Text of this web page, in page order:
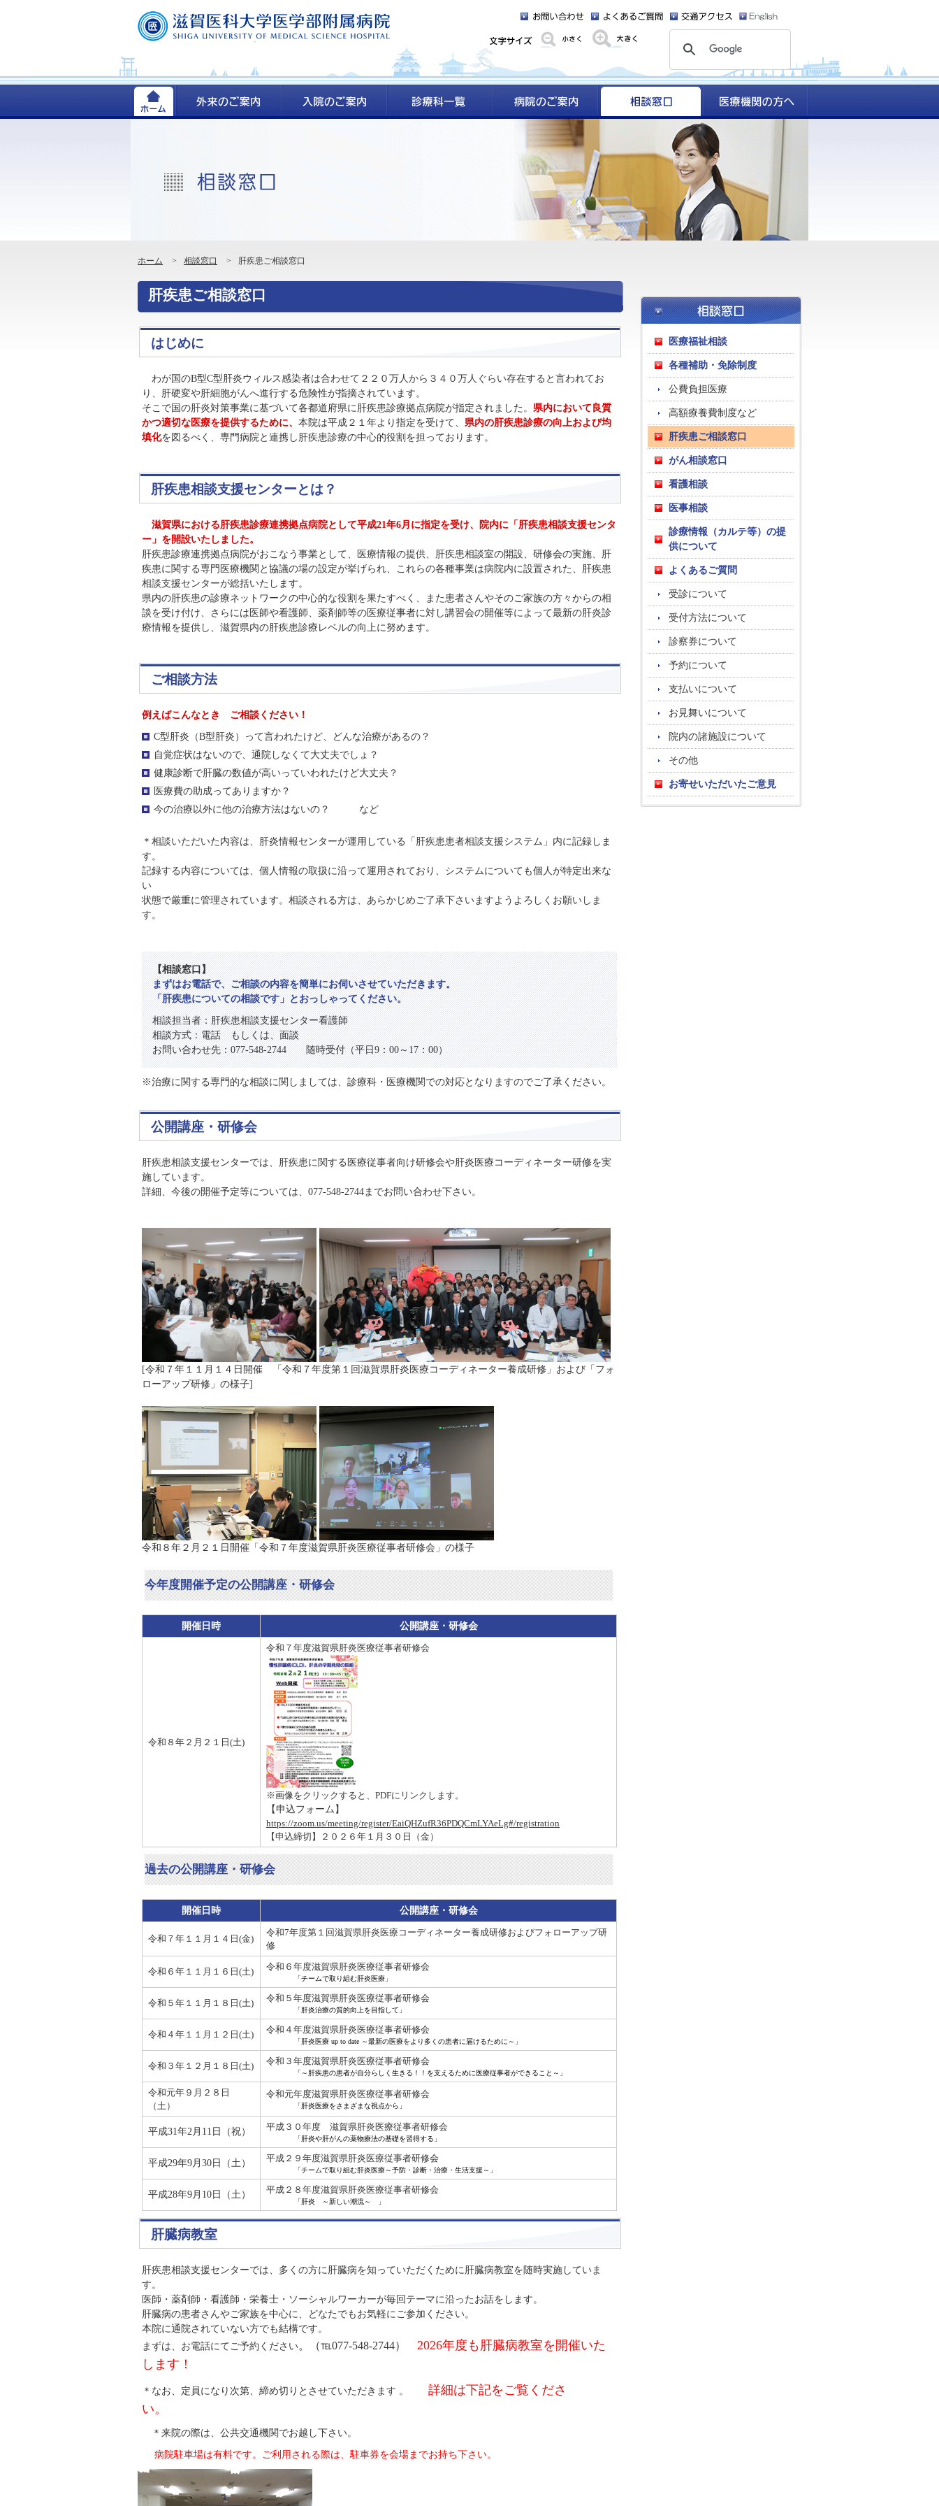
ホーム > 相談窓口 > 肝疾患ご相談窓口
肝疾患ご相談窓口
はじめに
わが国のB型C型肝炎ウィルス感染者は合わせて２２０万人から３４０万人ぐらい存在すると言われてお
り、肝硬変や肝細胞がんへ進行する危険性が指摘されています。
そこで国の肝炎対策事業に基づいて各都道府県に肝疾患診療拠点病院が指定されました。 県内において良質
かつ適切な医療を提供するために、 本院は平成２１年より指定を受けて、 県内の肝疾患診療の向上および均
填化を図るべく、専門病院と連携し肝疾患診療の中心的役割を担っております。
肝疾患相談支援センターとは？
滋賀県における肝疾患診療連携拠点病院として平成21年6月に指定を受け、院内に「肝疾患相談支援センタ
ー」を開設いたしました。
肝疾患診療連携拠点病院がおこなう事業として、医療情報の提供、肝疾患相談室の開設、研修会の実施、肝
疾患に関する専門医療機関と協議の場の設定が挙げられ、これらの各種事業は病院内に設置された、肝疾患
相談支援センターが総括いたします。
県内の肝疾患の診療ネットワークの中心的な役割を果たすべく、また患者さんやそのご家族の方々からの相
談を受け付け、さらには医師や看護師、薬剤師等の医療従事者に対し講習会の開催等によって最新の肝炎診
療情報を提供し、滋賀県内の肝疾患診療レベルの向上に努めます。
ご相談方法
例えばこんなとき ご相談ください！
C型肝炎（B型肝炎）って言われたけど、どんな治療があるの？
自覚症状はないので、通院しなくて大丈夫でしょ？
健康診断で肝臓の数値が高いっていわれたけど大丈夫？
医療費の助成ってありますか？
今の治療以外に他の治療方法はないの？ など
＊相談いただいた内容は、肝炎情報センターが運用している「肝疾患患者相談支援システム」内に記録しま
す。
記録する内容については、個人情報の取扱に沿って運用されており、システムについても個人が特定出来な
い
状態で厳重に管理されています。相談される方は、あらかじめご了承下さいますようよろしくお願いしま
す。
【相談窓口】
まずはお電話で、ご相談の内容を簡単にお伺いさせていただきます。
「肝疾患についての相談です」とおっしゃってください。
相談担当者：肝疾患相談支援センター看護師
相談方式：電話 もしくは、面談
お問い合わせ先：077-548-2744 随時受付（平日9：00～17：00）
※治療に関する専門的な相談に関しましては、診療科・医療機関での対応となりますのでご了承ください。
公開講座・研修会
肝疾患相談支援センターでは、肝疾患に関する医療従事者向け研修会や肝炎医療コーディネーター研修を実
施しています。
詳細、今後の開催予定等については、077-548-2744までお問い合わせ下さい。
[令和７年１１月１４日開催 「令和７年度第１回滋賀県肝炎医療コーディネーター養成研修」および「フォ
ローアップ研修」の様子]
令和８年２月２１日開催「令和７年度滋賀県肝炎医療従事者研修会」の様子
今年度開催予定の公開講座・研修会
開催日時 公開講座・研修会
令和８年２月２１日(土)
令和７年度滋賀県肝炎医療従事者研修会
※画像をクリックすると、PDFにリンクします。
【申込フォーム】
https://zoom.us/meeting/register/EaiQHZufR36PDQCmLYAeLg#/registration
【申込締切】２０２６年１月３０日（金）
過去の公開講座・研修会
開催日時 公開講座・研修会
令和７年１１月１４日(金)
令和7年度第１回滋賀県肝炎医療コーディネーター養成研修およびフォローアップ研
修
令和６年１１月１６日(土) 令和６年度滋賀県肝炎医療従事者研修会
「チームで取り組む肝炎医療」
令和５年１１月１８日(土) 令和５年度滋賀県肝炎医療従事者研修会
「肝炎治療の質的向上を目指して」
令和４年１１月１２日(土) 令和４年度滋賀県肝炎医療従事者研修会
「肝炎医療 up to date ～最新の医療をより多くの患者に届けるために～」
令和３年１２月１８日(土) 令和３年度滋賀県肝炎医療従事者研修会
「～肝疾患の患者が自分らしく生きる！！を支えるために医療従事者ができること～」
令和元年９月２８日
（土）
令和元年度滋賀県肝炎医療従事者研修会
「肝炎医療をさまざまな視点から」
平成31年2月11日（祝） 平成３０年度 滋賀県肝炎医療従事者研修会
「肝炎や肝がんの薬物療法の基礎を習得する」
平成29年9月30日（土） 平成２９年度滋賀県肝炎医療従事者研修会
「チームで取り組む肝炎医療～予防・診断・治療・生活支援～」
平成28年9月10日（土） 平成２８年度滋賀県肝炎医療従事者研修会
「肝炎 ～新しい潮流～ 」
肝臓病教室
肝疾患相談支援センターでは、多くの方に肝臓病を知っていただくために肝臓病教室を随時実施していま
す。
医師・薬剤師・看護師・栄養士・ソーシャルワーカーが毎回テーマに沿ったお話をします。
肝臓病の患者さんやご家族を中心に、どなたでもお気軽にご参加ください。
本院に通院されていない方でも結構です。
まずは、お電話にてご予約ください。（℡077-548-2744） 2026年度も肝臓病教室を開催いた
します！
＊なお、定員になり次第、締め切りとさせていただきます 。 詳細は下記をご覧くださ
い。
＊来院の際は、公共交通機関でお越し下さい。
病院駐車場は有料です。ご利用される際は、駐車券を会場までお持ち下さい。
医療福祉相談
各種補助・免除制度
公費負担医療
高額療養費制度など
肝疾患ご相談窓口
がん相談窓口
看護相談
医事相談
診療情報（カルテ等）の提
供について
よくあるご質問
受診について
受付方法について
診察券について
予約について
支払いについて
お見舞いについて
院内の諸施設について
その他
お寄せいただいたご意見